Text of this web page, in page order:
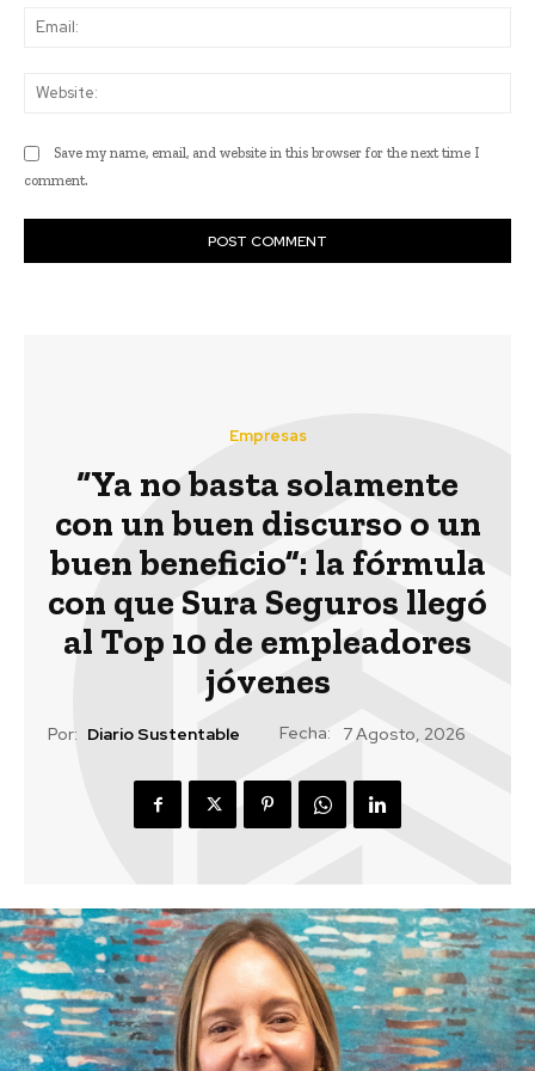
Save my name, email, and website in this browser for the next time I
comment.